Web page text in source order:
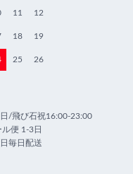
11 12
18 19
25 26
/飛び石祝16:00-23:00
便 1-3日
毎日配送